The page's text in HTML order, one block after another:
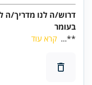
דרוש/ה לנו מדריך/ה
בעומר
**... קרא עוד